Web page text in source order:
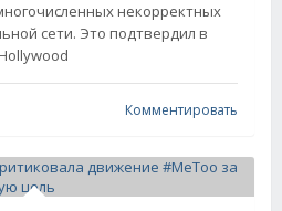
некорректных
сети. Это подтвердил в
Комментировать